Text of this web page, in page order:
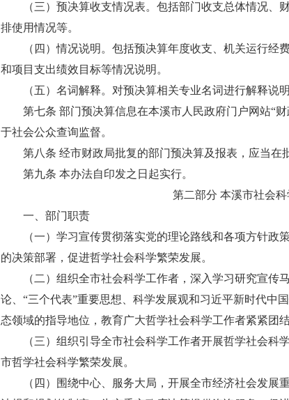
（三）预决算收支情况表。包括部门收支总体情况、财
排使用情况等。
（四）情况说明。包括预决算年度收支、机关运行经费
和项目支出绩效目标等情况说明。
（五）名词解释。对预决算相关专业名词进行解释说明
第七条 部门预决算信息在本溪市人民政府门户网站“财
于社会公众查询监督。
第八条 经市财政局批复的部门预决算及报表，应当在批
第九条 本办法自印发之日起实行。
第二部分 本溪市社会科
一、部门职责
（一）学习宣传贯彻落实党的理论路线和各项方针政
的决策部署，促进哲学社会科学繁荣发展。
（二）组织全市社会科学工作者，深入学习研究宣传
论、“三个代表”重要思想、科学发展观和习近平新时代中
态领域的指导地位，教育广大哲学社会科学工作者紧紧团
（三）组织引导全市社会科学工作者开展哲学社会科
市哲学社会科学繁荣发展。
（四）围绕中心、服务大局，开展全市经济社会发展重